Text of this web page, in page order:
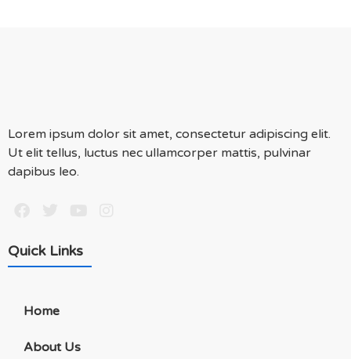
Lorem ipsum dolor sit amet, consectetur adipiscing elit.
Ut elit tellus, luctus nec ullamcorper mattis, pulvinar
dapibus leo.
Quick Links
Home
About Us